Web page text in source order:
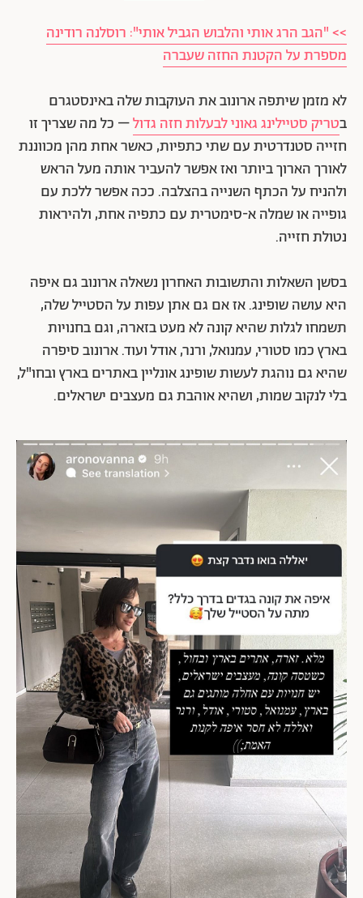
>> "הגב הרג אותי והלבוש הגביל אותי": רוסלנה רודינה
מספרת על הקטנת החזה שעברה
לא מזמן שיתפה ארונוב את העוקבות שלה באינסטגרם
בטריק סטיילינג גאוני לבעלות חזה גדול– כל מה שצריך זו
חזייה סטנדרטית עם שתי כתפיות, כאשר אחת מהן מכווננת
לאורך הארוך ביותר ואז אפשר להעביר אותה מעל הראש
ולהניח על הכתף השנייה בהצלבה. ככה אפשר ללכת עם
גופייה או שמלה א-סימטרית עם כתפיה אחת, ולהיראות
נטולת חזייה.
בסשן השאלות והתשובות האחרון נשאלה ארונוב גם איפה
היא עושה שופינג. אז אם גם אתן עפות על הסטייל שלה,
תשמחו לגלות שהיא קונה לא מעט בזארה, וגם בחנויות
בארץ כמו סטורי, עמנואל, ורנר, אודל ועוד. ארונוב סיפרה
שהיא גם נוהגת לעשות שופינג אונליין באתרים בארץ ובחו"ל,
בלי לנקוב שמות, ושהיא אוהבת גם מעצבים ישראלים.